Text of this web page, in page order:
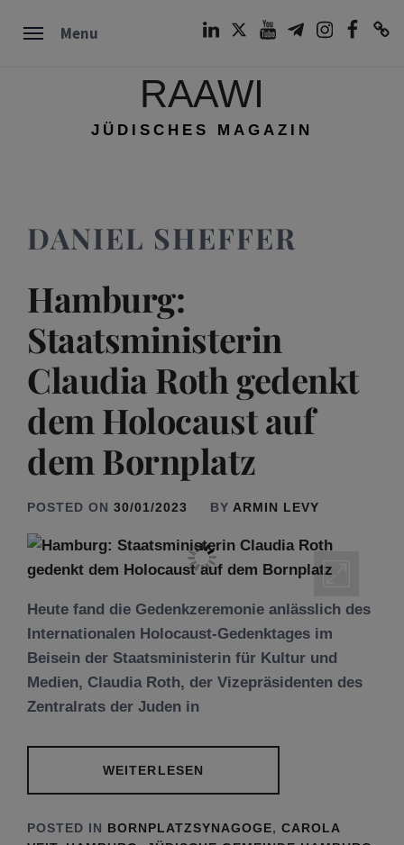
Menu
RAAWI
JÜDISCHES MAGAZIN
DANIEL SHEFFER
Hamburg:
Staatsministerin
Claudia Roth gedenkt
dem Holocaust auf
dem Bornplatz
POSTED ON 30/01/2023 BY ARMIN LEVY
Heute fand die Gedenkzeremonie anlässlich des
Internationalen Holocaust-Gedenktages im
Beisein der Staatsministerin für Kultur und
Medien, Claudia Roth, der Vizepräsidenten des
Zentralrats der Juden in
WEITERLESEN
POSTED IN BORNPLATZSYNAGOGE, CAROLA